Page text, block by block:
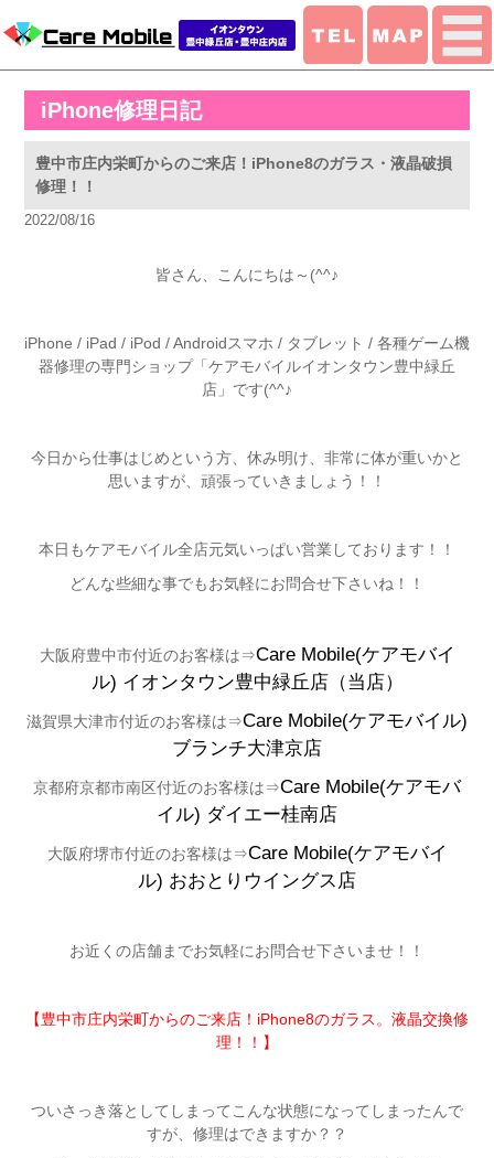
iPhone修理日記
豊中市庄内栄町からのご来店！iPhone8のガラス・液晶破損
修理！！
2022/08/16
皆さん、こんにちは～(^^♪
iPhone / iPad / iPod / Androidスマホ / タブレット / 各種ゲーム機
器修理の専門ショップ「ケアモバイルイオンタウン豊中緑丘
店」です(^^♪
今日から仕事はじめという方、休み明け、非常に体が重いかと
思いますが、頑張っていきましょう！！
本日もケアモバイル全店元気いっぱい営業しております！！
どんな些細な事でもお気軽にお問合せ下さいね！！
大阪府豊中市付近のお客様は⇒Care Mobile(ケアモバイ
ル) イオンタウン豊中緑丘店（当店）
滋賀県大津市付近のお客様は⇒Care Mobile(ケアモバイル)
ブランチ大津京店
京都府京都市南区付近のお客様は⇒Care Mobile(ケアモバ
イル) ダイエー桂南店
大阪府堺市付近のお客様は⇒Care Mobile(ケアモバイ
ル) おおとりウイングス店
お近くの店舗までお気軽にお問合せ下さいませ！！
【豊中市庄内栄町からのご来店！iPhone8のガラス。液晶交換修
理！！】
ついさっき落としてしまってこんな状態になってしまったんで
すが、修理はできますか？？